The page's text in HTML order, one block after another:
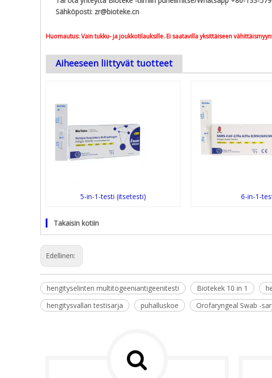
Sähköposti: zr@bioteke.cn
Huomautus: Vain tukku- ja joukkotilauksille. Ei saatavilla yksittäiseen
Aiheeseen liittyvät tuotteet
5-in-1-testi (itsetesti) 6-in-1-
Takaisin kotiin
Edellinen:
hengityselinten multitogeeniantigeenitesti Biotekek 10 in 1
hengitysvallan testisarja
puhalluskoe Orofaryngeal Swab -